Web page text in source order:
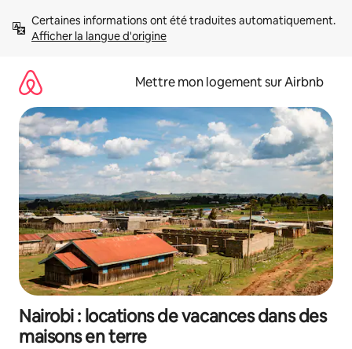
directement
Afficher la langue d'origine
Mettre mon logement sur Airbnb
Nairobi : locations de vacances dans des
maisons en terre